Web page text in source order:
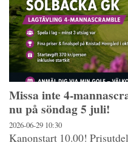
Missa inte 4-
nu på söndag 5 juli!
2026-06-29 10:30
Kanonstart 10.00!